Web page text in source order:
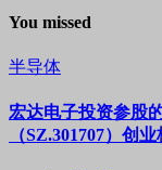
You missed
半导体
宏达电子投资参股
（SZ.301707）创